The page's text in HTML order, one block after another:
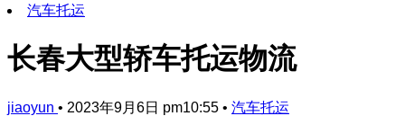
汽车托运
长春大型轿车托运物流
jiaoyun • 2023年9月6日 pm10:55 • 汽车托运